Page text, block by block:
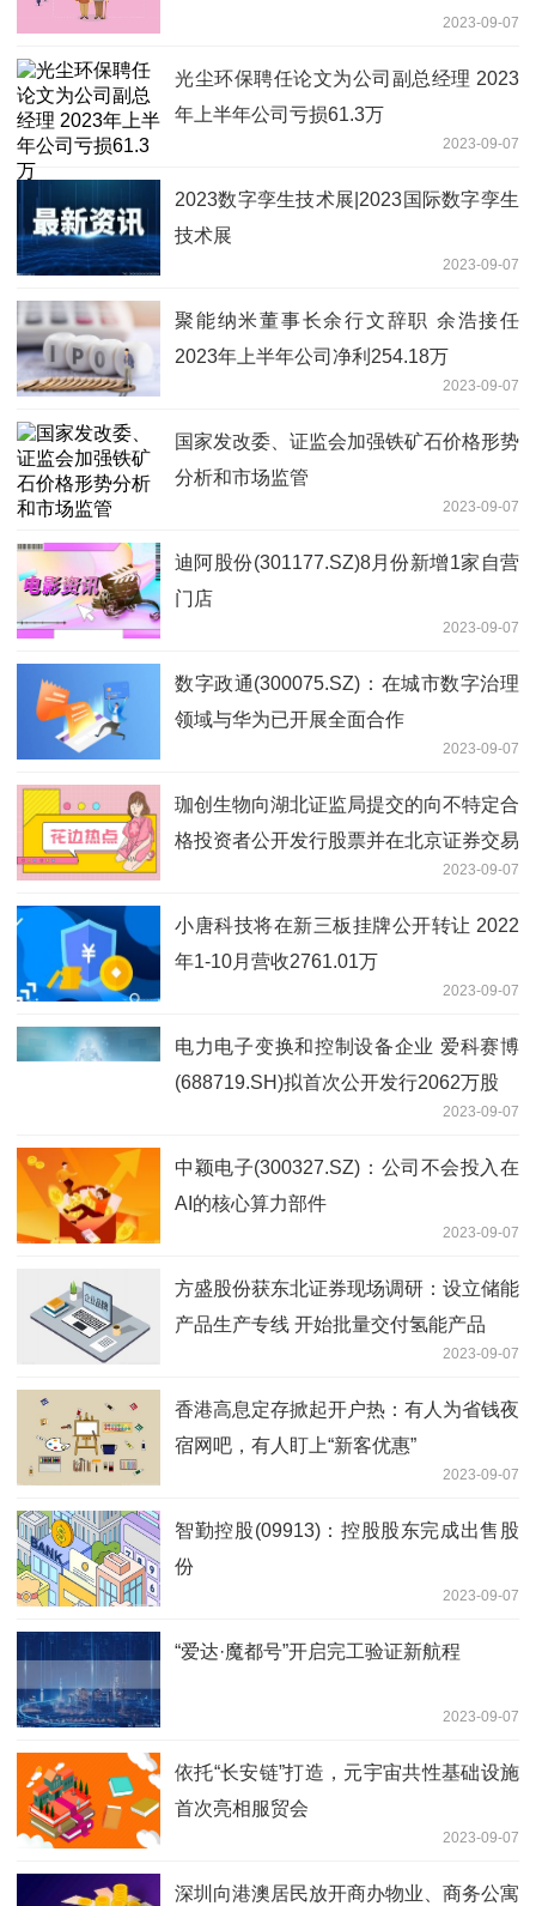
2023-09-07
光尘环保聘任论文为公司副总经理 2023
年上半年公司亏损61.3万
2023-09-07
2023数字孪生技术展|2023国际数字孪生
技术展
2023-09-07
聚能纳米董事长余行文辞职 余浩接任
2023年上半年公司净利254.18万
2023-09-07
国家发改委、证监会加强铁矿石价格形势
分析和市场监管
2023-09-07
迪阿股份(301177.SZ)8月份新增1家自营
门店
2023-09-07
数字政通(300075.SZ)：在城市数字治理
领域与华为已开展全面合作
2023-09-07
珈创生物向湖北证监局提交的向不特定合
格投资者公开发行股票并在北京证券交易
2023-09-07
小唐科技将在新三板挂牌公开转让 2022
年1-10月营收2761.01万
2023-09-07
电力电子变换和控制设备企业 爱科赛博
(688719.SH)拟首次公开发行2062万股
2023-09-07
中颖电子(300327.SZ)：公司不会投入在
AI的核心算力部件
2023-09-07
方盛股份获东北证券现场调研：设立储能
产品生产专线 开始批量交付氢能产品
2023-09-07
香港高息定存掀起开户热：有人为省钱夜
宿网吧，有人盯上“新客优惠”
2023-09-07
智勤控股(09913)：控股股东完成出售股
份
2023-09-07
“爱达·魔都号”开启完工验证新航程
2023-09-07
依托“长安链”打造，元宇宙共性基础设施
首次亮相服贸会
2023-09-07
深圳向港澳居民放开商办物业、商务公寓